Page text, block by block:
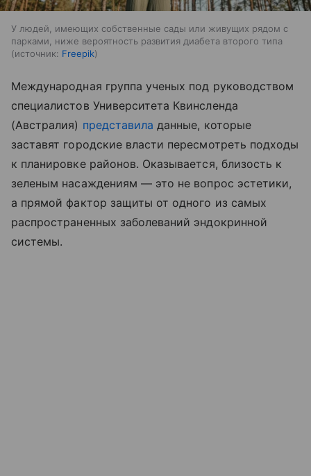
У людей, имеющих собственные сады или живущих рядом с
парками, ниже вероятность развития диабета второго типа
источник: Freepik
Международная группа ученых под руководством
специалистов Университета Квинсленда
(Австралия) представила данные, которые
заставят городские власти пересмотреть подходы
к планировке районов. Оказывается, близость к
зеленым насаждениям — это не вопрос эстетики,
а прямой фактор защиты от одного из самых
распространенных заболеваний эндокринной
системы.